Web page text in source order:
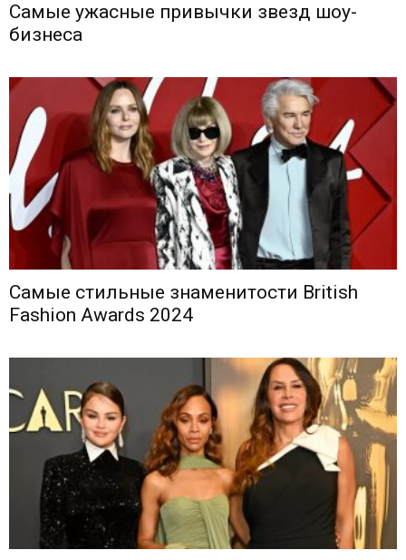
Самые ужасные привычки звезд шоу-
бизнеса
Самые стильные знаменитости British
Fashion Awards 2024